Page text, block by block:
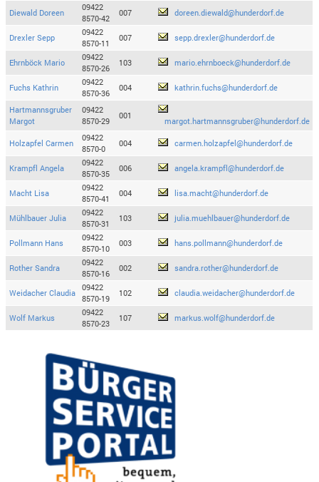
Diewald Doreen
09422
8570-42
007 doreen.diewald@hunderdorf.de
Drexler Sepp
09422
8570-11
007 sepp.drexler@hunderdorf.de
Ehrnböck Mario
09422
8570-26
103 mario.ehrnboeck@hunderdorf.de
Fuchs Kathrin
09422
8570-36
004 kathrin.fuchs@hunderdorf.de
Hartmannsgruber
Margot
09422
8570-29
001
margot.hartmannsgruber@hunderdorf.de
Holzapfel Carmen
09422
8570-0
004 carmen.holzapfel@hunderdorf.de
Krampfl Angela
09422
8570-35
006 angela.krampfl@hunderdorf.de
Macht Lisa
09422
8570-41
004 lisa.macht@hunderdorf.de
Mühlbauer Julia
09422
8570-31
103 julia.muehlbauer@hunderdorf.de
Pollmann Hans
09422
8570-10
003 hans.pollmann@hunderdorf.de
Rother Sandra
09422
8570-16
002 sandra.rother@hunderdorf.de
Weidacher Claudia
09422
8570-19
102 claudia.weidacher@hunderdorf.de
Wolf Markus
09422
8570-23
107 markus.wolf@hunderdorf.de